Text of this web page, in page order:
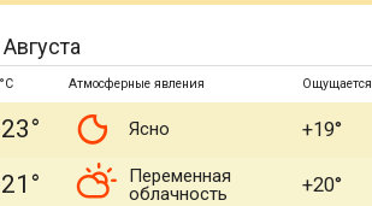
Атмосферные явления Ощущается
Ясно +19°
Переменная
облачность
+20°